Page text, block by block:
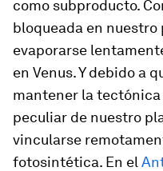
como subproducto.
bloqueada en nuestro
evaporarse
en Venus. Y debido a
mantener la
peculiar de nuestro
vincularse
fotosintética. En el